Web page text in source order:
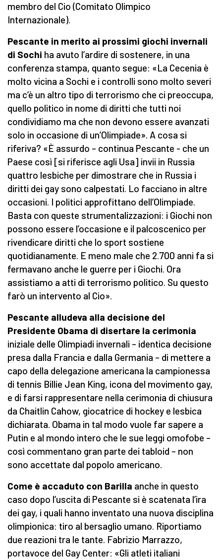
membro del Cio (Comitato Olimpico
Internazionale).
Pescante in merito ai prossimi giochi invernali
di Sochi ha avuto l’ardire di sostenere, in una
conferenza stampa, quanto segue: «La Cecenia è
molto vicina a Sochi e i controlli sono molto severi
ma c’è un altro tipo di terrorismo che ci preoccupa,
quello politico in nome di diritti che tutti noi
condividiamo ma che non devono essere avanzati
solo in occasione di un’Olimpiade». A cosa si
riferiva? «È assurdo – continua Pescante - che un
Paese così [si riferisce agli Usa] invii in Russia
quattro lesbiche per dimostrare che in Russia i
diritti dei gay sono calpestati. Lo facciano in altre
occasioni. I politici approfittano dell’Olimpiade.
Basta con queste strumentalizzazioni: i Giochi non
possono essere l’occasione e il palcoscenico per
rivendicare diritti che lo sport sostiene
quotidianamente. E meno male che 2.700 anni fa si
fermavano anche le guerre per i Giochi. Ora
assistiamo a atti di terrorismo politico. Su questo
farò un intervento al Cio».
Pescante alludeva alla decisione del
Presidente Obama di disertare la cerimonia
iniziale delle Olimpiadi invernali – identica decisione
presa dalla Francia e dalla Germania – di mettere a
capo della delegazione americana la campionessa
di tennis Billie Jean King, icona del movimento gay,
e di farsi rappresentare nella cerimonia di chiusura
da Chaitlin Cahow, giocatrice di hockey e lesbica
dichiarata. Obama in tal modo vuole far sapere a
Putin e al mondo intero che le sue leggi omofobe –
così commentano gran parte dei tabloid – non
sono accettate dal popolo americano.
Come è accaduto con Barilla anche in questo
caso dopo l’uscita di Pescante si è scatenata l’ira
dei gay, i quali hanno inventato una nuova disciplina
olimpionica: tiro al bersaglio umano. Riportiamo
due reazioni tra le tante. Fabrizio Marrazzo,
portavoce del Gay Center: «Gli atleti italiani